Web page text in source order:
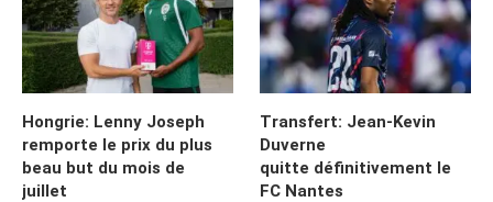
Hongrie: Lenny Joseph
remporte le prix du plus
beau but du mois de
juillet
Transfert: Jean-Kevin
Duverne
quitte définitivement le
FC Nantes